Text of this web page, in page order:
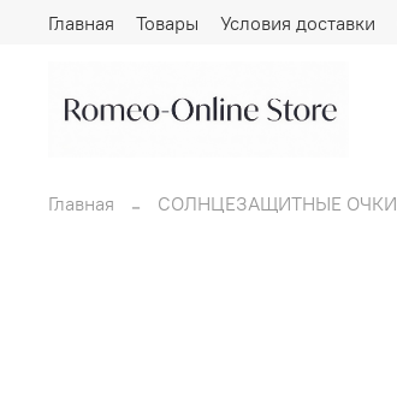
Главная Товары Условия доставки
Главная СОЛНЦЕЗАЩИТНЫЕ ОЧКИ